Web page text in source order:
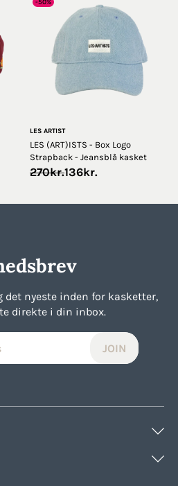
-50%
LES ARTIST
LES (ART)ISTS - Box Logo
Strapback - Jeansblå kasket
270kr.
Original
270kr..
136kr.
Current
136kr..
det nyeste inden for kasketter,
direkte i din inbox.